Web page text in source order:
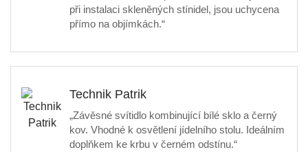
při instalaci skleněných stínidel, jsou uchycena
přímo na objímkách.“
Technik Patrik
„Závěsné svítidlo kombinující bílé sklo a černý
kov. Vhodné k osvětlení jídelního stolu. Ideálním
doplňkem ke krbu v černém odstínu.“